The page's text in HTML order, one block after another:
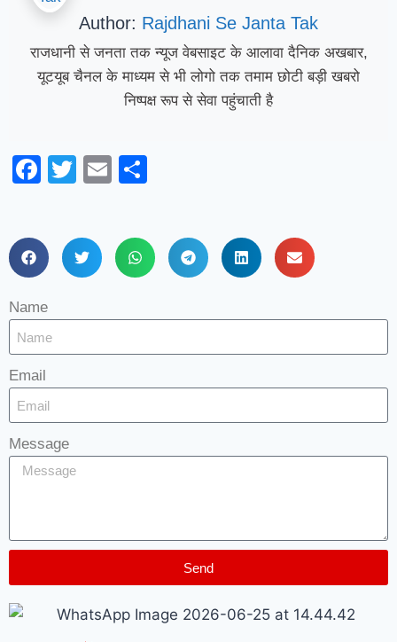
Author: Rajdhani Se Janta Tak
राजधानी से जनता तक न्यूज वेबसाइट के आलावा दैनिक अखबार,
यूटयूब चैनल के माध्यम से भी लोगो तक तमाम छोटी बड़ी खबरो
निष्पक्ष रूप से सेवा पहुंचाती है
Facebook
TwitterEmail
Name
Email
Message
Send